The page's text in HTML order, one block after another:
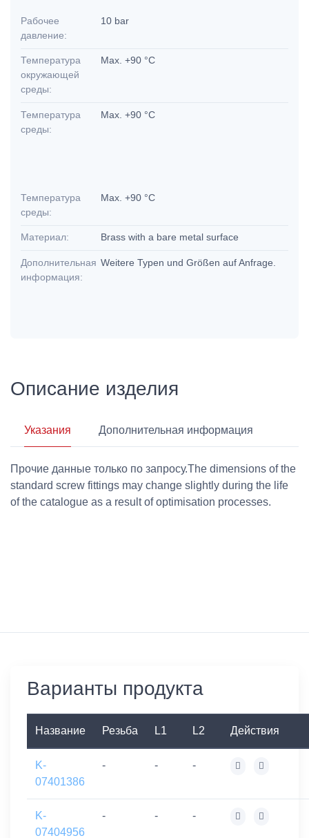
Рабочее
давление:
10 bar
Температура
окружающей
среды:
Max. +90 °C
Температура
среды:
Max. +90 °C
Температура
среды:
Max. +90 °C
Материал: Brass with a bare metal surface
Дополнительная
информация:
Weitere Typen und Größen auf Anfrage.
Описание изделия
Указания Дополнительная информация
Прочие данные только по запросу.The dimensions of the
standard screw fittings may change slightly during the life
of the catalogue as a result of optimisation processes.
Варианты продукта
Название Резьба L1 L2 Действия
K-
07401386
- - -
K-
07404956
- - -